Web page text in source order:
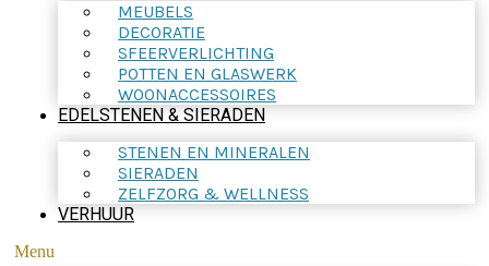
MEUBELS
DECORATIE
SFEERVERLICHTING
POTTEN EN GLASWERK
WOONACCESSOIRES
EDELSTENEN & SIERADEN
STENEN EN MINERALEN
SIERADEN
ZELFZORG & WELLNESS
VERHUUR
Menu